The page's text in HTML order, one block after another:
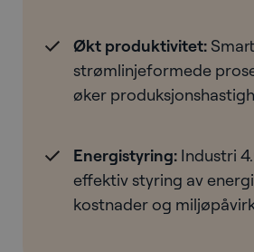
Økt produktivitet:
strømlinjeformede
øker
Energistyring: Industri
effektiv styring av
kostnader og